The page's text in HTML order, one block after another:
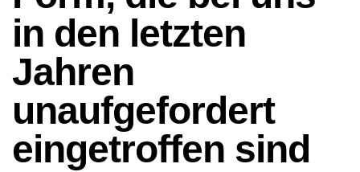
in den letzten
Jahren
unaufgefordert
eingetroffen sind